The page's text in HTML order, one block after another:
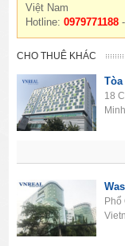
Việt Nam
Hotline:0979771188
CHO THUÊ KHÁC
18
Phổ